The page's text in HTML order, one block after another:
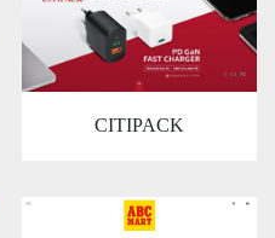
CITIPACK